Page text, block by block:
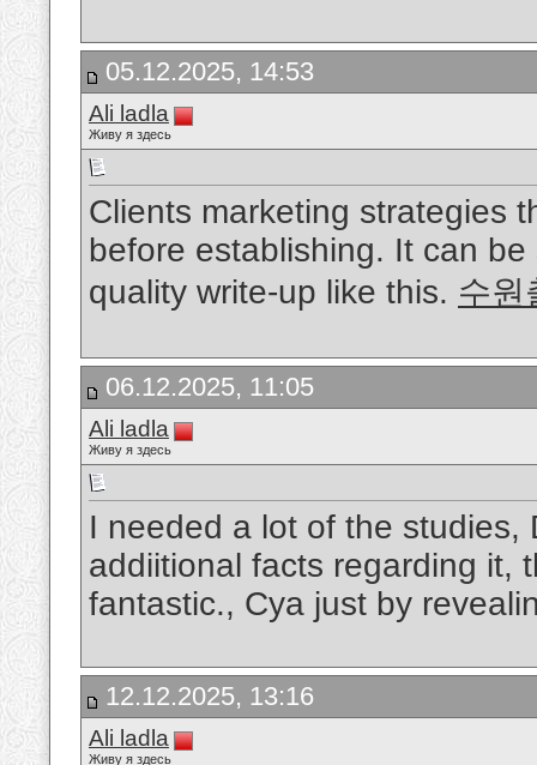
05.12.2025, 14:53
Ali ladla
Живу я здесь
Clients marketing strategies
before establishing. It can
quality write-up like this. 수원
06.12.2025, 11:05
Ali ladla
Живу я здесь
I needed a lot of the studies,
addiitional facts regarding it,
fantastic., Cya just by
12.12.2025, 13:16
Ali ladla
Живу я здесь